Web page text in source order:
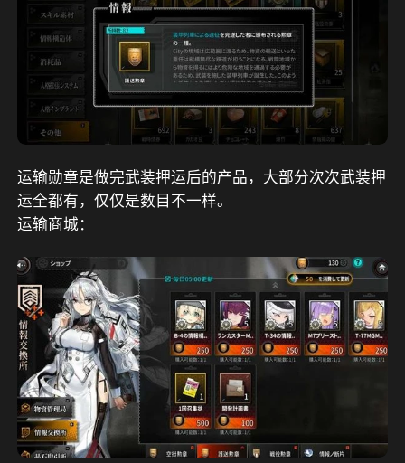
运输勋章是做完武装押运后的产品，大部分次次武装押
运全都有，仅仅是数目不一样。
运输商城：